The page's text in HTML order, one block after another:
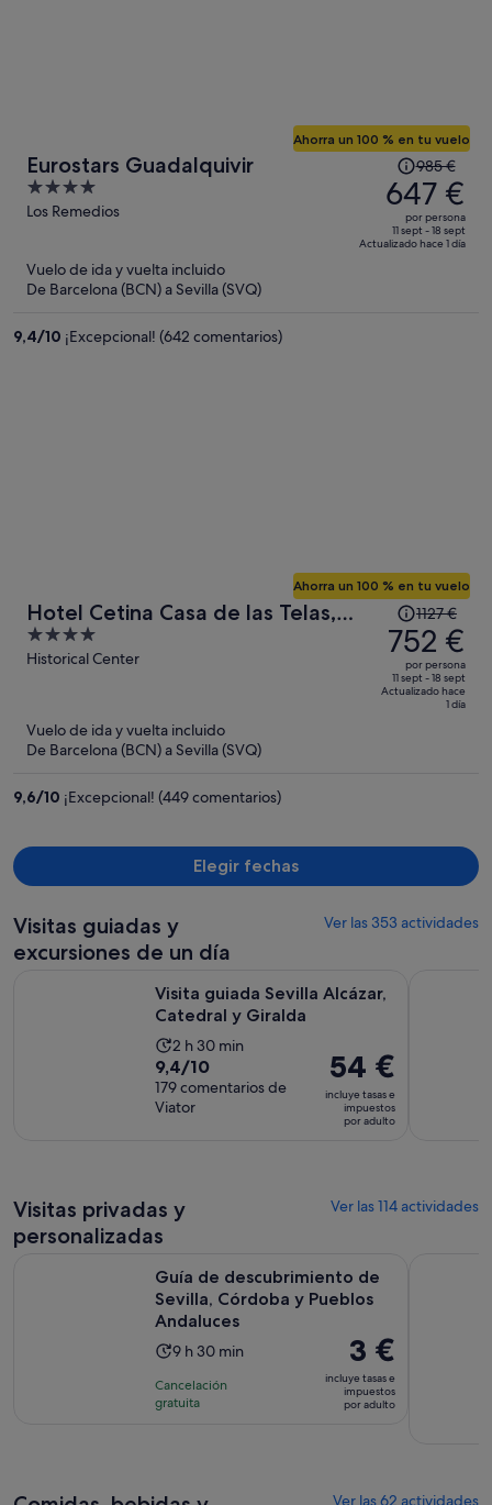
Eurostars Guadalquivir
4
out
Los Remedios
Ahorra un 100 % en tu vuelo
El
precio
era
de
985 €,
985 €
647 €
por persona
11 sept - 18 sept
Actualizado hace 1 día
Vuelo de ida y vuelta incluido
De Barcelona (BCN) a Sevilla (SVQ)
9,4/10 ¡Excepcional! (642 comentarios)
Hotel Cetina Casa de las Telas,
Sevilla
4
out
Historical Center
Ahorra un 100 % en tu vuelo
El
precio
era
de
1127 €,
1127 €
752 €
por persona
11 sept - 18 sept
Actualizado hace
1 día
Vuelo de ida y vuelta incluido
De Barcelona (BCN) a Sevilla (SVQ)
9,6/10 ¡Excepcional! (449 comentarios)
Elegir fechas
Visitas guiadas y
excursiones de un día
Ver las 353 actividades
Visita guiada Sevilla Alcázar,
Catedral y Giralda
La
duración
de
la
2 horas
2 h 30 min
9.4
sobre
10
9,4/10
179 comentarios de
Viator
El
precio
es
de
adulto
54 €
incluye tasas e
impuestos
por adulto
Visitas privadas y
personalizadas
Ver las 114 actividades
Guía de descubrimiento de
Sevilla, Córdoba y Pueblos
Andaluces
La
de
9 h 30 min
Cancelación
gratuita
El
precio
es
de
3 €
incluye tasas e
impuestos
por adulto
Ver las 62 actividades